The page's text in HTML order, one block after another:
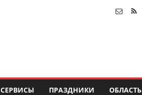
СЕРВИСЫ ПРАЗДНИКИ ОБЛАСТЬ